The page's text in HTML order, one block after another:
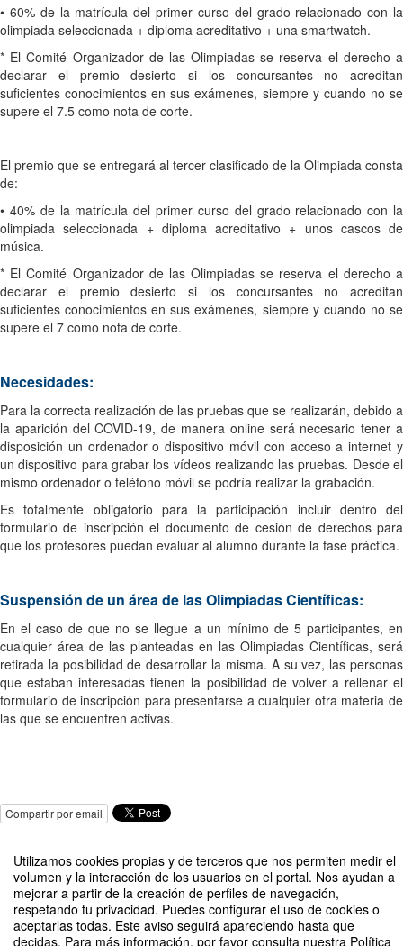
Utilizamos cookies propias y de terceros que nos permiten medir el
volumen y la interacción de los usuarios en el portal. Nos ayudan a
mejorar a partir de la creación de perfiles de navegación,
respetando tu privacidad. Puedes configurar el uso de cookies o
aceptarlas todas. Este aviso seguirá apareciendo hasta que
decidas. Para más información, por favor consulta nuestra Política
• 60% de la matrícula del primer curso del grado relacionado con la
olimpiada seleccionada + diploma acreditativo + una smartwatch.
* El Comité Organizador de las Olimpiadas se reserva el derecho a
declarar el premio desierto si los concursantes no acreditan
suficientes conocimientos en sus exámenes, siempre y cuando no se
supere el 7.5 como nota de corte.
El premio que se entregará al tercer clasificado de la Olimpiada consta
de:
• 40% de la matrícula del primer curso del grado relacionado con la
olimpiada seleccionada + diploma acreditativo + unos cascos de
música.
* El Comité Organizador de las Olimpiadas se reserva el derecho a
declarar el premio desierto si los concursantes no acreditan
suficientes conocimientos en sus exámenes, siempre y cuando no se
supere el 7 como nota de corte.
Necesidades:
Para la correcta realización de las pruebas que se realizarán, debido a
la aparición del COVID-19, de manera online será necesario tener a
disposición un ordenador o dispositivo móvil con acceso a internet y
un dispositivo para grabar los vídeos realizando las pruebas. Desde el
mismo ordenador o teléfono móvil se podría realizar la grabación.
Es totalmente obligatorio para la participación incluir dentro del
formulario de inscripción el documento de cesión de derechos para
que los profesores puedan evaluar al alumno durante la fase práctica.
Suspensión de un área de las Olimpiadas Científicas:
En el caso de que no se llegue a un mínimo de 5 participantes, en
cualquier área de las planteadas en las Olimpiadas Científicas, será
retirada la posibilidad de desarrollar la misma. A su vez, las personas
que estaban interesadas tienen la posibilidad de volver a rellenar el
formulario de inscripción para presentarse a cualquier otra materia de
las que se encuentren activas.
Compartir por email
II e-Olimpíadas Científicas de Murcia